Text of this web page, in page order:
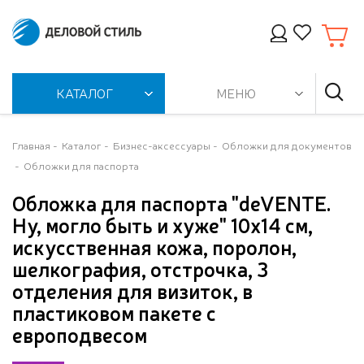
КАТАЛОГ МЕНЮ
Главная Каталог Бизнес-аксессуары
Обложки для документов
Обложки для паспорта
Обложка для паспорта "deVENTE.
Ну, могло быть и хуже" 10x14 см,
искусственная кожа, поролон,
шелкография, отстрочка, 3
отделения для визиток, в
пластиковом пакете с
европодвесом